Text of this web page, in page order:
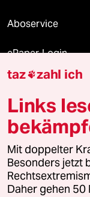
Aboservice
ePaper Login
Downloads für
© 2026 taz
Alle Rechte
wenden Sie sich bitte an
Feedback
taz zahl ich
Links
Mit doppelter
Besonders jetzt
Daher gehen 50